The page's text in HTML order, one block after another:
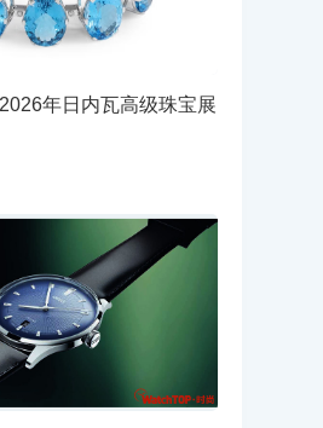
年日内瓦高级珠宝展